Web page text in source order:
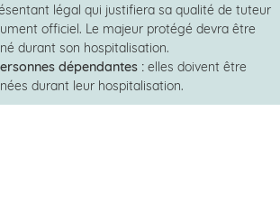
légal qui justifiera sa qualité de tuteur
officiel. Le majeur protégé devra être
durant son hospitalisation.
dépendantes :elles doivent être
durant leur hospitalisation.